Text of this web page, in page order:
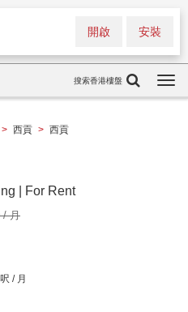
安裝
開啟
搜索香港樓盤
> 西貢 > 西貢
| For Rent
/ 月
/ 月